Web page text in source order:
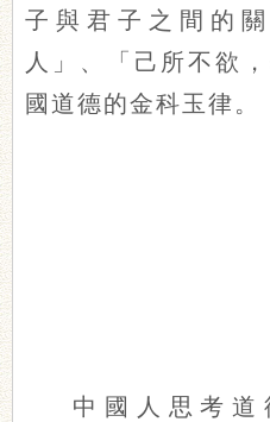
子與君子之間的
人」、「己所不欲
國道德的金科玉律。
中國人思考道